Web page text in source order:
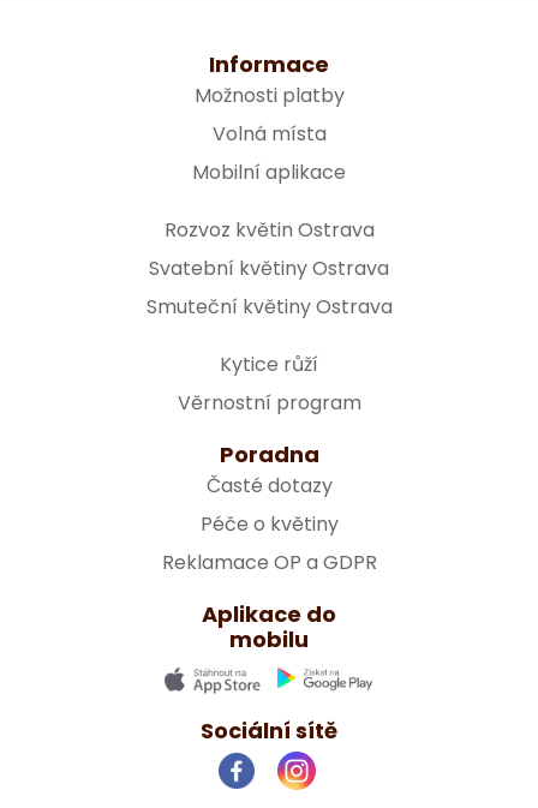
Informace
Možnosti platby
Volná místa
Mobilní aplikace
Rozvoz květin Ostrava
Svatební květiny Ostrava
Smuteční květiny Ostrava
Kytice růží
Věrnostní program
Poradna
Časté dotazy
Péče o květiny
Reklamace OP a GDPR
Aplikace do
mobilu
Sociální sítě